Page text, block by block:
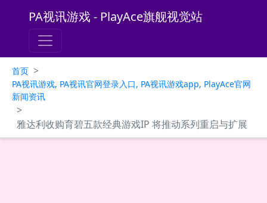
PA视讯游戏 - PlayAce旗舰视觉站
首页 >
PA视讯游戏, PA视讯官网登录入口, PA视讯游戏app, PlayAce官网
新闻资讯
>
雅达利收购育碧五款经典游戏IP 将推动系列重启与扩展